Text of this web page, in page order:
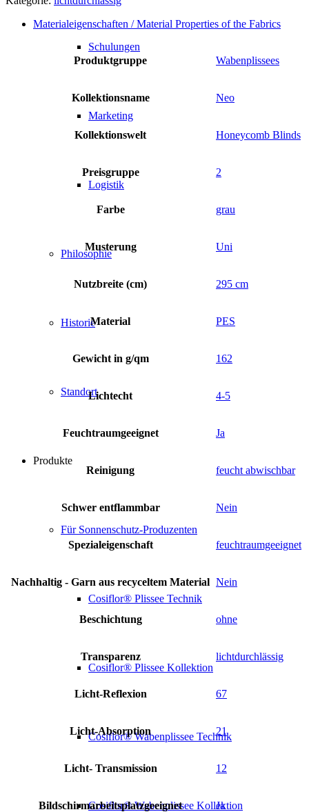
Schulungen
Marketing
Logistik
Philosophie
Historie
Standort
Produkte
Für Sonnenschutz-Produzenten
Cosiflor® Plissee Technik
Cosiflor® Plissee Kollektion
Cosiflor® Wabenplissee Technik
Cosiflor® Wabenplissee Kollektion
Materialeigenschaften / Material Properties of the Fabrics
Produktgruppe Wabenplissees
Kollektionsname Neo
Kollektionswelt Honeycomb Blinds
Preisgruppe 2
Farbe grau
Musterung Uni
Nutzbreite (cm) 295 cm
Material PES
Gewicht in g/qm 162
Lichtecht 4-5
Feuchtraumgeeignet Ja
Reinigung feucht abwischbar
Schwer entflammbar Nein
Spezialeigenschaft feuchtraumgeeignet
Nachhaltig - Garn aus recyceltem Material Nein
Beschichtung ohne
Transparenz lichtdurchlässig
Licht-Reflexion 67
Licht-Absorption 21
Licht- Transmission 12
Bildschirmarbeitsplatzgeeignet Ja